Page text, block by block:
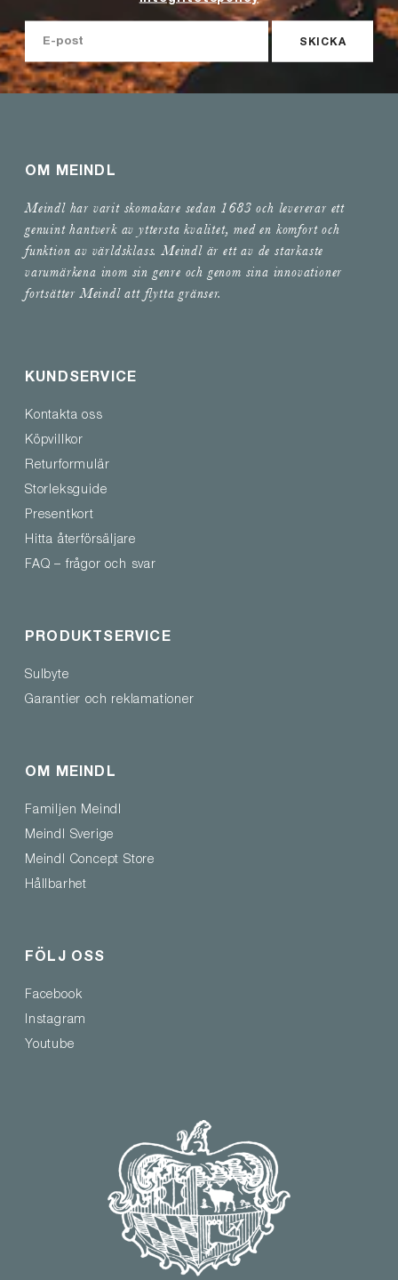
SKICKA
OM MEINDL
Meindl har varit skomakare sedan 1683 och levererar ett
genuint hantverk av yttersta kvalitet, med en komfort och
funktion av världsklass. Meindl är ett av de starkaste
varumärkena inom sin genre och genom sina innovationer
fortsätter Meindl att flytta gränser.
KUNDSERVICE
Kontakta oss
Köpvillkor
Returformulär
Storleksguide
Presentkort
Hitta återförsäljare
FAQ – frågor och svar
PRODUKTSERVICE
Sulbyte
Garantier och reklamationer
OM MEINDL
Familjen Meindl
Meindl Sverige
Meindl Concept Store
Hållbarhet
FÖLJ OSS
Facebook
Instagram
Youtube